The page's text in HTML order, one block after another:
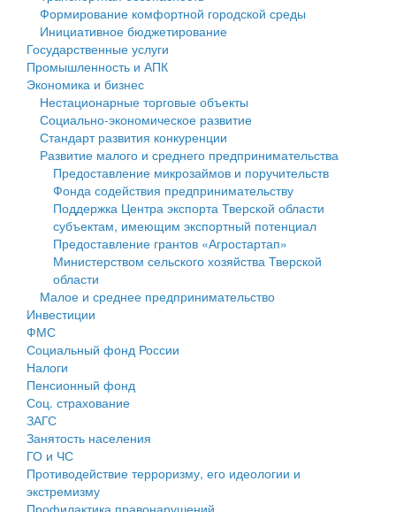
Государственные услуги
Промышленность и АПК
Экономика и бизнес
Символика
Устав
Гостям округа
Туризм
Культура
Образование
Здравоохранение
Социальная защита
Фотоальбом
муниципального округа Тверской области
Администрация Кашинского муниципального округа
Тверской области
Управление сельскими территориями
Открытые данные
Работа с обращениями граждан
Муниципальный контроль
Муниципальные услуги
Проекты административных регламентов
Антимонопольный комплаенс
Противодействие коррупции
Финансовое управление
Бюджет для граждан
Имущество
Выявление правообладателей ранее учтенных
объектов недвижимости
Имущественная поддержка субъектов малого и
среднего предпринимательства
Информационная поддержка субъектов малого и
среднего предпринимательства
Муниципальные программы
Контрольно-счетная палата
Персональные данные
Оценка регулирующего воздействия
Деятельность МУ
Формирование комфортной городской среды
Инициативное бюджетирование
Государственные услуги
Промышленность и АПК
Экономика и бизнес
Нестационарные торговые объекты
Социально-экономическое развитие
Стандарт развития конкуренции
Развитие малого и среднего предпринимательства
Предоставление микрозаймов и поручительств
Фонда содействия предпринимательству
Поддержка Центра экспорта Тверской области
субъектам, имеющим экспортный потенциал
Предоставление грантов «Агростартап»
Министерством сельского хозяйства Тверской
области
Малое и среднее предпринимательство
Инвестиции
ФМС
Социальный фонд России
Налоги
Пенсионный фонд
Соц. страхование
ЗАГС
Занятость населения
ГО и ЧС
Противодействие терроризму, его идеологии и
экстремизму
Профилактика правонарушений